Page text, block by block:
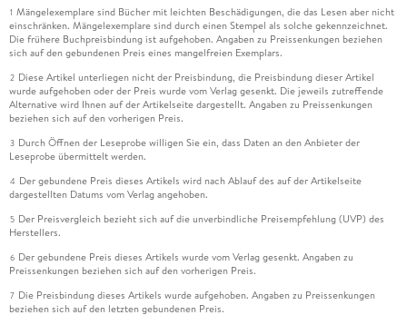
1 Mängelexemplare sind Bücher mit leichten Beschädigungen, die das Lesen aber nicht
einschränken. Mängelexemplare sind durch einen Stempel als solche gekennzeichnet.
Die frühere Buchpreisbindung ist aufgehoben. Angaben zu Preissenkungen beziehen
sich auf den gebundenen Preis eines mangelfreien Exemplars.
2 Diese Artikel unterliegen nicht der Preisbindung, die Preisbindung dieser Artikel
wurde aufgehoben oder der Preis wurde vom Verlag gesenkt. Die jeweils zutreffende
Alternative wird Ihnen auf der Artikelseite dargestellt. Angaben zu Preissenkungen
beziehen sich auf den vorherigen Preis.
3 Durch Öffnen der Leseprobe willigen Sie ein, dass Daten an den Anbieter der
Leseprobe übermittelt werden.
4 Der gebundene Preis dieses Artikels wird nach Ablauf des auf der Artikelseite
dargestellten Datums vom Verlag angehoben.
5 Der Preisvergleich bezieht sich auf die unverbindliche Preisempfehlung (UVP) des
Herstellers.
6 Der gebundene Preis dieses Artikels wurde vom Verlag gesenkt. Angaben zu
Preissenkungen beziehen sich auf den vorherigen Preis.
7 Die Preisbindung dieses Artikels wurde aufgehoben. Angaben zu Preissenkungen
beziehen sich auf den letzten gebundenen Preis.